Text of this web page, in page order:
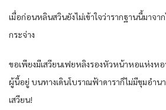
เมื่อก่อนหลินสวินยังไม่เข้าใจว่ารากฐานนี้มาจ
กระจ่าง
ขอเพียงมีเสวียนเฟยหลิงรองหัวหน้าหอแห่งห
ผู้นี้อยู่ บนทางเดินโบราณฟ้าดาราก็ไม่มีขุมอำน
เสวียน!